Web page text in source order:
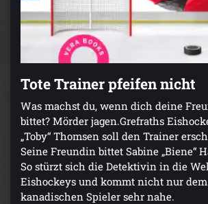
Tote Trainer pfeifen nicht
Was machst du, wenn dich deine
bittet? Mörder jagen.Grefraths
„Toby“ Thomsen soll den Trainer
Seine Freundin bittet Sabine „Biene“
So stürzt sich die Detektivin in die
Eishockeys und kommt nicht nur
kanadischen Spieler sehr nahe.